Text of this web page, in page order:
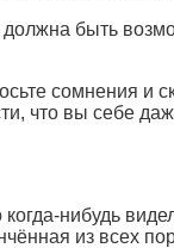
быть
сомнения
что вы себе
нибудь
из всех